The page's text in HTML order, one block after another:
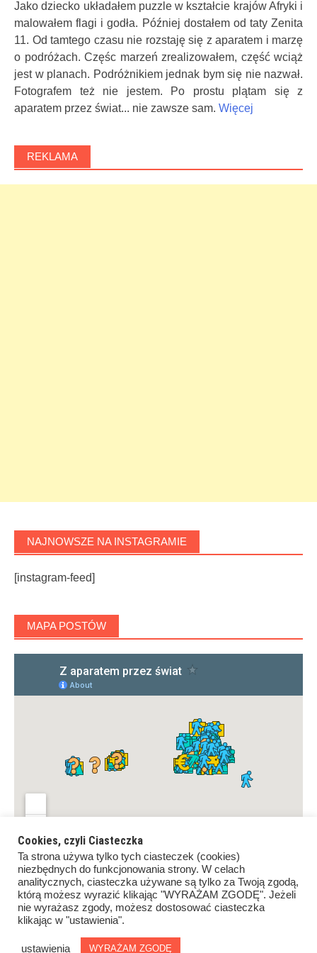
Jako dziecko układałem puzzle w kształcie krajów Afryki i
malowałem flagi i godła. Później dostałem od taty Zenita
11. Od tamtego czasu nie rozstaję się z aparatem i marzę
o podróżach. Częśc marzeń zrealizowałem, część wciąż
jest w planach. Podróżnikiem jednak bym się nie nazwał.
Fotografem też nie jestem. Po prostu plątam się z
aparatem przez świat... nie zawsze sam. Więcej
REKLAMA
NAJNOWSZE NA INSTAGRAMIE
[instagram-feed]
MAPA POSTÓW
Proudly powered byWordPress.|Theme: Awaken by
Cookies, czyli Ciasteczka
Ta strona używa tylko tych ciasteczek (cookies)
niezbędnych do funkcjonowania strony. W celach
analitycznych, ciasteczka używane są tylko za Twoją zgodą,
którą możesz wyrazić klikając "WYRAŻAM ZGODĘ". Jeżeli
nie wyrażasz zgody, możesz dostosować ciasteczka
klikając w "ustawienia".
ustawienia WYRAŻAM ZGODĘ